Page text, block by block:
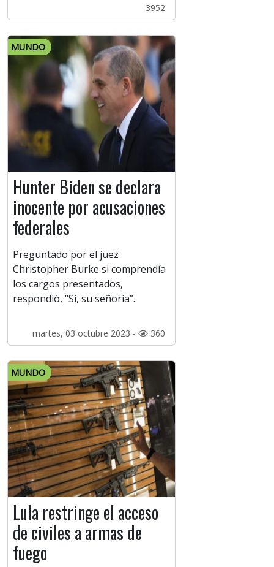
3952
MUNDO
Hunter Biden se declara
inocente por acusaciones
federales
Preguntado por el juez
Christopher Burke si comprendía
los cargos presentados,
respondió, “Sí, su señoría”.
martes, 03 octubre 2023 - 360
MUNDO
Lula restringe el acceso
de civiles a armas de
fuego